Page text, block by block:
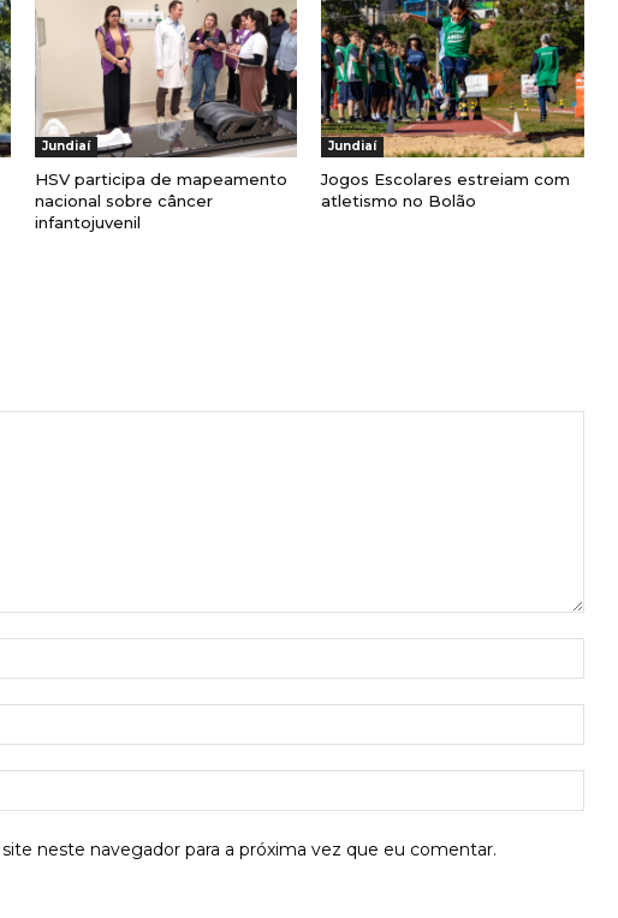
Jundiaí
HSV participa de mapeamento
nacional sobre câncer
infantojuvenil
Jundiaí
Jogos Escolares estreiam com
atletismo no Bolão
mail:*
neste navegador para a próxima vez que eu comentar.